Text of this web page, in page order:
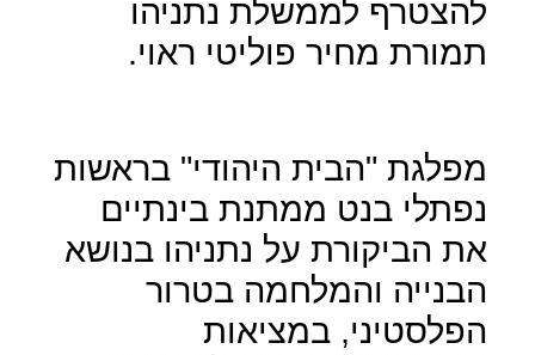
להצטרף לממשלת נתניהו
תמורת מחיר פוליטי ראוי.
מפלגת "הבית היהודי" בראשות
נפתלי בנט ממתנת בינתיים
את הביקורת על נתניהו בנושא
הבנייה והמלחמה בטרור
הפלסטיני, במציאות